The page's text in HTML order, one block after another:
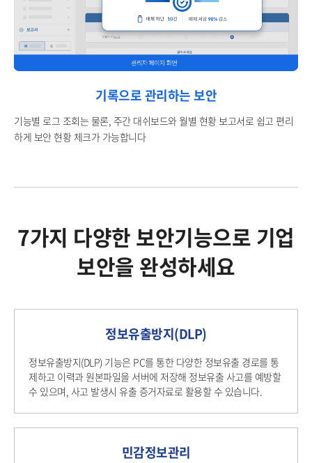
기록으로 관리하는 보안
기능별 로그 조회는 물론, 주간 대쉬보드와 월별 현황 보고서로 쉽고 편리
하게 보안 현황 체크가 가능합니다
7가지 다양한 보안기능으로 기업
보안을 완성하세요
정보유출방지(DLP)
정보유출방지(DLP) 기능은 PC를 통한 다양한 정보유출 경로를 통
제하고 이력과 원본파일을 서버에 저장해 정보유출 사고를 예방할
수 있으며, 사고 발생시 유출 증거자료로 활용할 수 있습니다.
민감정보관리